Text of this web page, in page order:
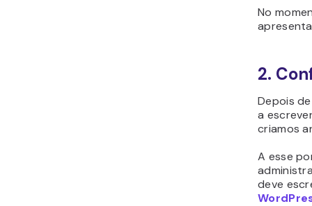
No
2.
Depois
a
criamos
A esse
deve